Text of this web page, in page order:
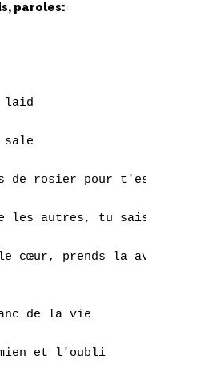
paroles:
laid
de rosier pour t'essuyer
les autres, tu sais, à
cœur, prends la avec du
de la vie
et l'oubli